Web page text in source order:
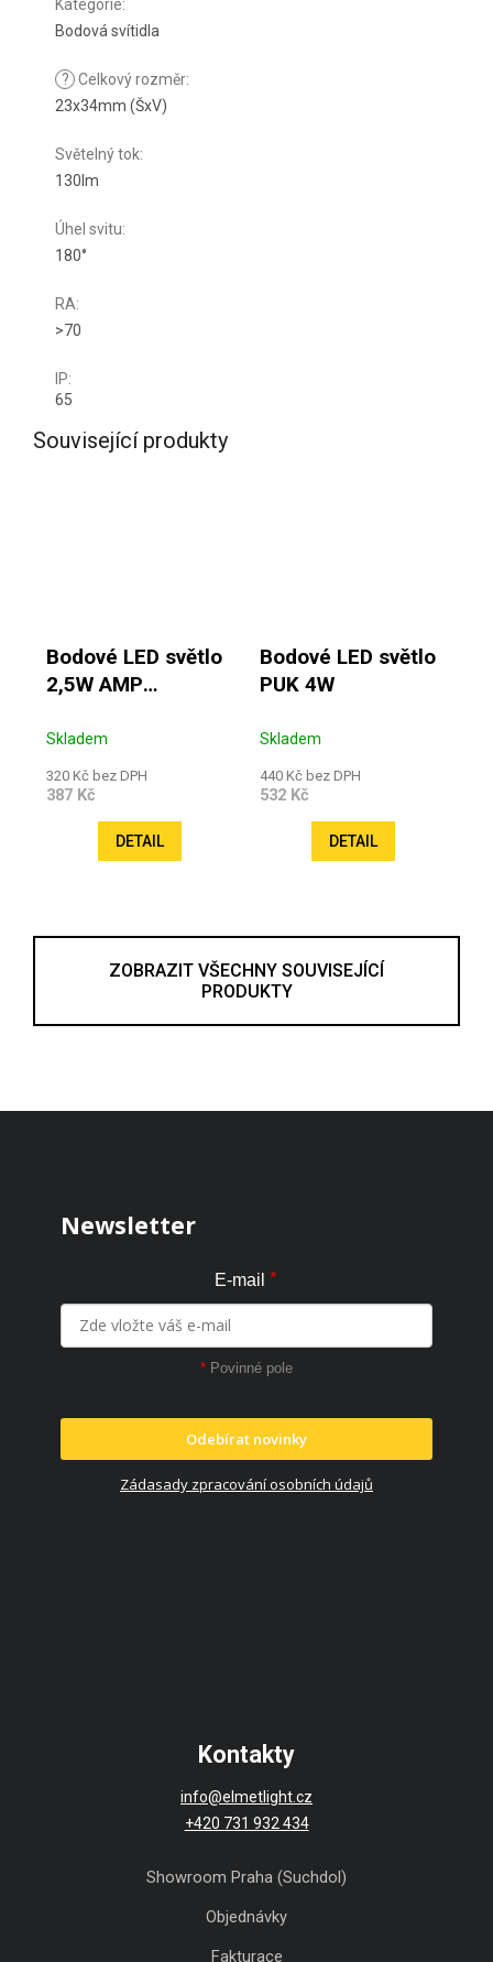
Kategorie:
Bodová svítidla
? Celkový rozměr:
23x34mm (ŠxV)
Světelný tok:
130lm
Úhel svitu:
180°
RA:
>70
IP:
65
Související produkty
Bodové LED světlo
2,5W AMP
Skladem
320 Kč bez DPH
387 Kč
DETAIL
Bodové LED světlo
PUK 4W
Skladem
440 Kč bez DPH
532 Kč
DETAIL
ZOBRAZIT VŠECHNY SOUVISEJÍCÍ
PRODUKTY
Newsletter
E-mail *
* Povinné pole
Odebírat novinky
Zádasady zpracování osobních údajů
Kontakty
info@elmetlight.cz
+420 731 932 434
Showroom Praha (Suchdol)
Objednávky
Fakturace